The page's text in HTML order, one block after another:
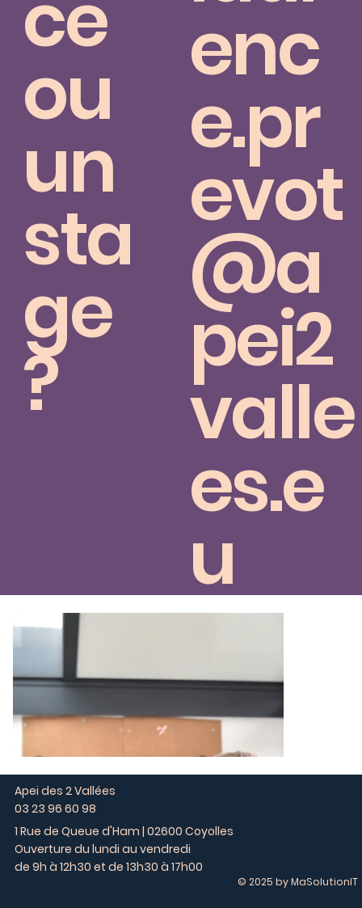
ce
ou
un
sta
ge
?
enc
e.pr
evot
@a
pei2
valle
es.e
u
Apei des 2 Vallées
03 23 96 60 98
1 Rue de Queue d'Ham | 02600 Coyolles
Ouverture du lundi au vendredi
de 9h à 12h30 et de 13h30 à 17h00
© 2025 by MaSolutionIT